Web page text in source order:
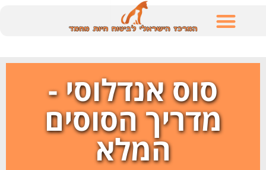
סוס אנדלוסי -
מדריך הסוסים
המלא